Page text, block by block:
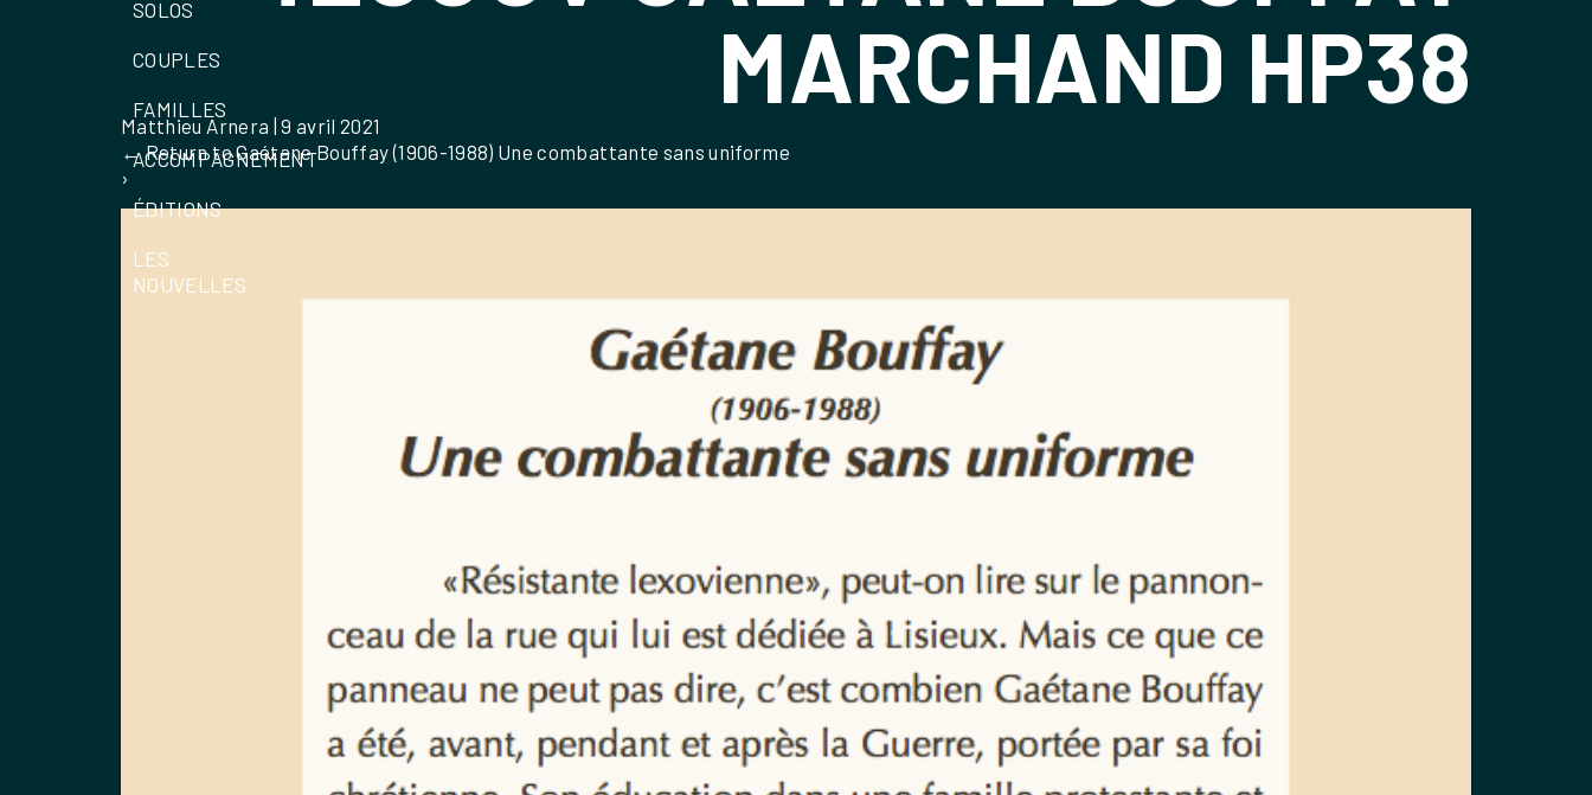
SOLOS
COUPLES
FAMILLES
ACCOMPAGNEMENT
ÉDITIONS
LES
NOUVELLES
MARCHAND HP38
Matthieu Arnera |9 avril 2021
←Return to Gaétane Bouffay (1906-1988) Une combattante sans uniforme
›